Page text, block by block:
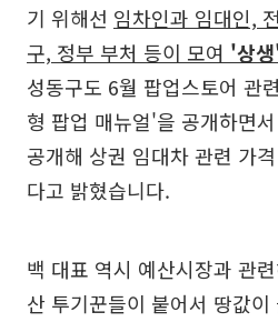
기 위해선 임차인과 임대인,
구, 정부 부처 등이 모여 '상
성동구도 6월 팝업스토어 관
형 팝업 매뉴얼'을 공개하면
공개해 상권 임대차 관련 가
다고 밝혔습니다.
백 대표 역시 예산시장과 관
산 투기꾼들이 붙어서 땅값